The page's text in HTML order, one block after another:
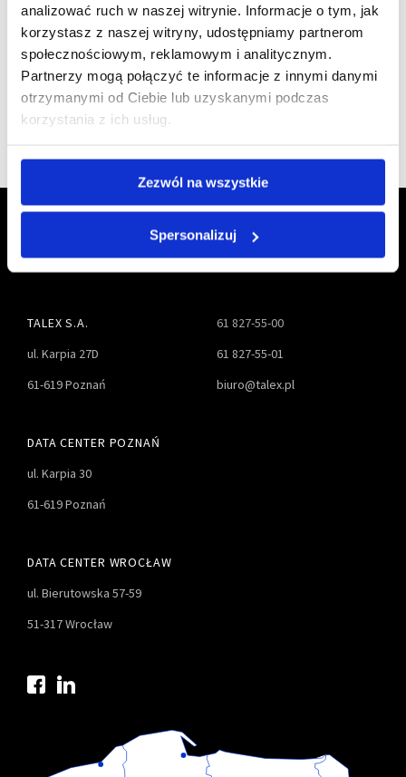
analizować ruch w naszej witrynie. Informacje o tym, jak
korzystasz z naszej witryny, udostępniamy partnerom
społecznościowym, reklamowym i analitycznym.
Partnerzy mogą połączyć te informacje z innymi danymi
otrzymanymi od Ciebie lub uzyskanymi podczas
korzystania z ich usług.
Zezwól na wszystkie
Spersonalizuj
członkiem
TALEX S.A.
ul. Karpia 27D
61-619 Poznań
61 827-55-00
61 827-55-01
biuro@talex.pl
DATA CENTER POZNAŃ
ul. Karpia 30
61-619 Poznań
DATA CENTER WROCŁAW
ul. Bierutowska 57-59
51-317 Wrocław